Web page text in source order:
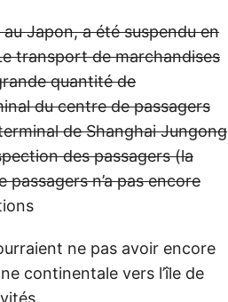
Japon, a été suspendu en
transport de marchandises
quantité de
du centre de passagers
de Shanghai Jungong
des passagers (la
n’a pas encore
ne pas avoir encore
continentale vers l’île de